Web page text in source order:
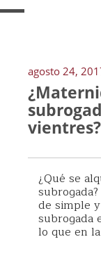
agosto 24,
vientres?
¿Qué se
de simple
subrogada
lo que en